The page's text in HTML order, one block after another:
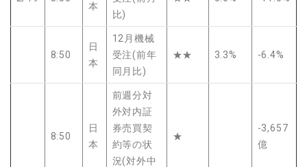
本
比)
8:50
日
本
12月機械
受注(前年
同月比)
★★ 3.3% -6.4%
8:50
日
本
前週分対
外対内証
券売買契
約等の状
況(対外中
★
-3,657
億